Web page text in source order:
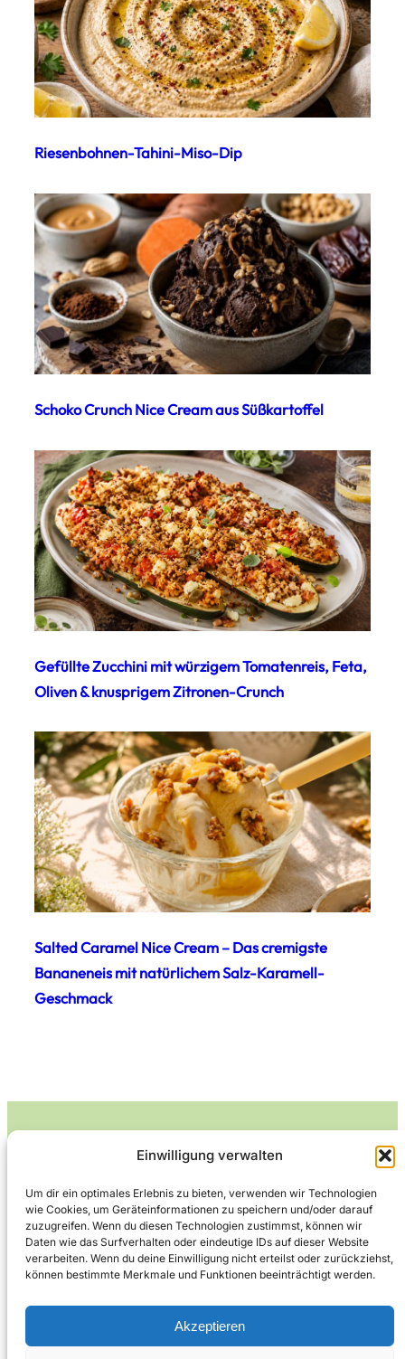
Einwilligung verwalten
Um dir ein optimales Erlebnis zu bieten, verwenden wir Technologien
wie Cookies, um Geräteinformationen zu speichern und/oder darauf
zuzugreifen. Wenn du diesen Technologien zustimmst, können wir
Daten wie das Surfverhalten oder eindeutige IDs auf dieser Website
verarbeiten. Wenn du deine Einwilligung nicht erteilst oder zurückziehst,
können bestimmte Merkmale und Funktionen beeinträchtigt werden.
Akzeptieren
Riesenbohnen-Tahini-Miso-Dip
Schoko Crunch Nice Cream aus Süßkartoffel
Gefüllte Zucchini mit würzigem Tomatenreis, Feta,
Oliven & knusprigem Zitronen-Crunch
Salted Caramel Nice Cream – Das cremigste
Bananeneis mit natürlichem Salz-Karamell-
Geschmack
Leckerlife
Lecker essen – gesund leben.